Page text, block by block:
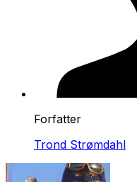
Forfatter
Trond Strømdahl